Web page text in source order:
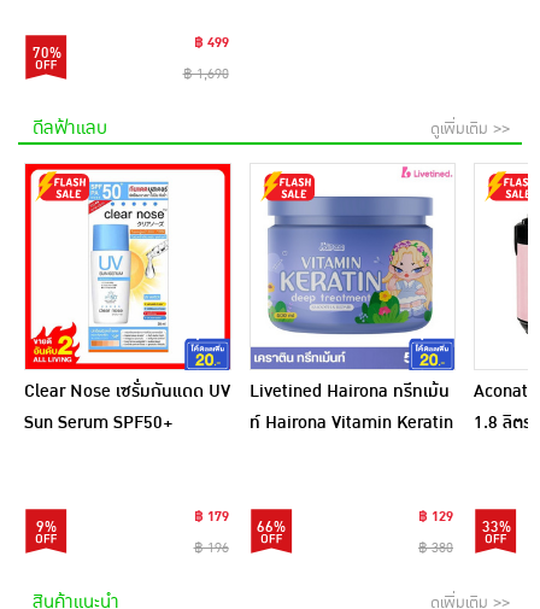
70%
฿ 499
฿ 1,690
ดีลฟ้าแลบ ดูเพิ่มเติม >>
Clear Nose เซรั่มกันแดด UV
Sun Serum SPF50+
9%
฿ 179
฿ 196
Livetined Hairona ทรีทเม้น
ท์ Hairona Vitamin Keratin
66%
฿ 129
฿ 380
1.8 ลิตร
33%
สินค้าแนะนำ ดูเพิ่มเติม >>